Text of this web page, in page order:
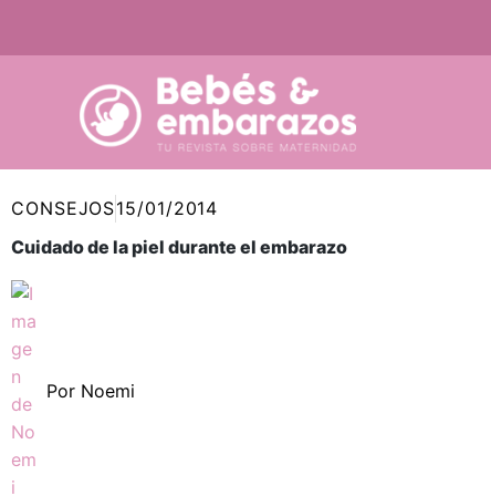
CONSEJOS15/01/2014
Cuidado de la piel durante el embarazo
Por Noemi